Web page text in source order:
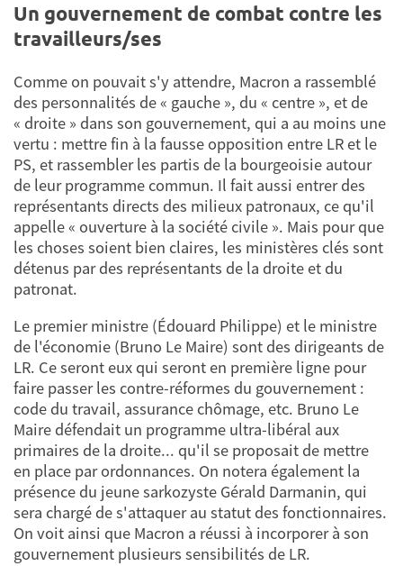
Un gouvernement de combat contre les
travailleurs/ses
Comme on pouvait s'y attendre, Macron a rassemblé
des personnalités de « gauche », du « centre », et de
« droite » dans son gouvernement, qui a au moins une
vertu : mettre fin à la fausse opposition entre LR et le
PS, et rassembler les partis de la bourgeoisie autour
de leur programme commun. Il fait aussi entrer des
représentants directs des milieux patronaux, ce qu'il
appelle « ouverture à la société civile ». Mais pour que
les choses soient bien claires, les ministères clés sont
détenus par des représentants de la droite et du
patronat.
Le premier ministre (Édouard Philippe) et le ministre
de l'économie (Bruno Le Maire) sont des dirigeants de
LR. Ce seront eux qui seront en première ligne pour
faire passer les contre-réformes du gouvernement :
code du travail, assurance chômage, etc. Bruno Le
Maire défendait un programme ultra-libéral aux
primaires de la droite... qu'il se proposait de mettre
en place par ordonnances. On notera également la
présence du jeune sarkozyste Gérald Darmanin, qui
sera chargé de s'attaquer au statut des fonctionnaires.
On voit ainsi que Macron a réussi à incorporer à son
gouvernement plusieurs sensibilités de LR.